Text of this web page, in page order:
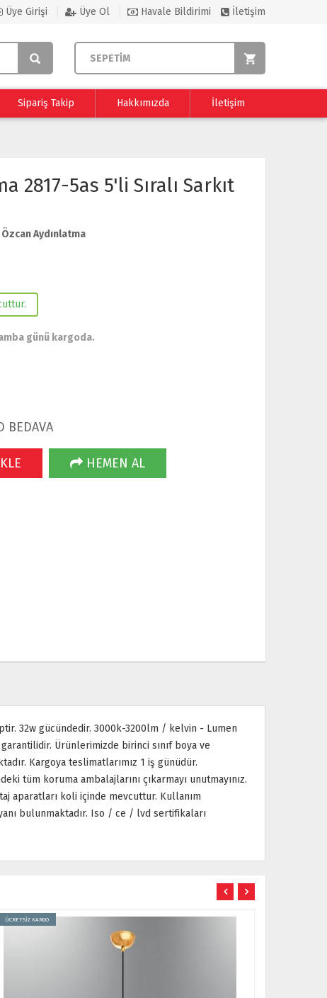
Üye Girişi Üye Ol Havale Bildirimi İletişim
SEPETİM
Sipariş Takip Hakkımızda İletişim
2817-5as 5'li Sıralı Sarkıt
Özcan Aydınlatma
günü kargoda.
BEDAVA
HEMEN AL
32w gücündedir. 3000k-3200lm / kelvin - Lumen
Ürünlerimizde birinci sınıf boya ve
Kargoya teslimatlarımız 1 iş günüdür.
tüm koruma ambalajlarını çıkarmayı unutmayınız.
aparatları koli içinde mevcuttur. Kullanım
bulunmaktadır. Iso / ce / lvd sertifikaları